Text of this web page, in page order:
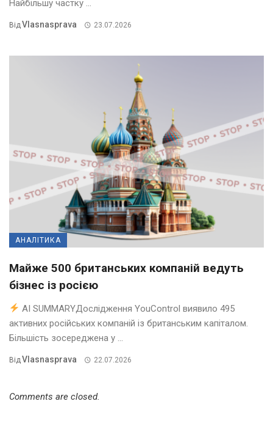
Найбільшу частку ...
ВідVlasnasprava 23.07.2026
АНАЛІТИКА
Майже 500 британських компаній ведуть
бізнес із росією
AI SUMMARYДослідження YouControl виявило 495
активних російських компаній із британським капіталом.
Більшість зосереджена у ...
ВідVlasnasprava 22.07.2026
Comments are closed.